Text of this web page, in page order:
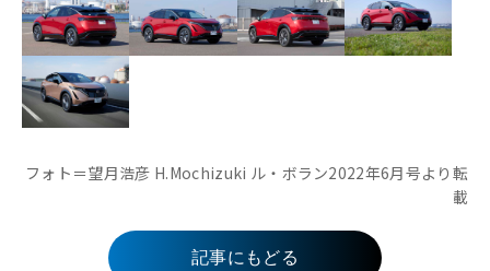
フォト＝望月浩彦 H.Mochizuki ル・ボラン2022年6月号より転
載
記事にもどる